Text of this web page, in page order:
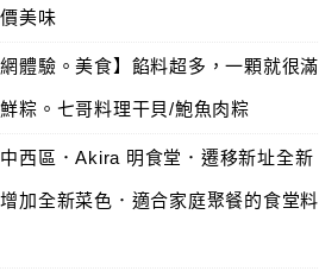
美味
網體驗。美食】餡料超多，一顆就很滿
粽。七哥料理干貝/鮑魚肉粽
西區．Akira 明食堂．遷移新址全新
加全新菜色．適合家庭聚餐的食堂料